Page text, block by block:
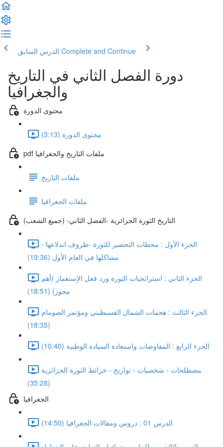
Complete and Continue
دورة الفصل الثاني في التاريخ
والجغرافيا
محتوى الدورة
محتوى الدورة (3:13)
pdf ملفات التاريخ والجغرافيا
ملفات التاريخ
ملفات الجغرافيا
التاريخ الثورة الجزائرية -الفصل الثاني- (جميع الشعب)
الجزء الأول : محطات التحضير للثورة -ظروف اندلاعها -
مشاكلها في العام الأول (19:36)
الجزء الثاني : استراتجيات الثورة ورد فعل الإستعمار (أهم
محور) (18:51)
الجزء الثالث : هجمات الشمال القسنطيني ومؤتمر الصومام
(18:35)
الجزء الرابع : المفاوضات واستعادة السيادة الوطنية (10:40)
مصطلحات - شخصيات - تواريخ - خرائط الثورة الجزائرية
(35:28)
الجغرافيا
الدرس 01 : دروس ومقالات الجغرافيا (14:50)